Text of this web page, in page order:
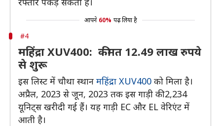
आपने 60% पढ़ लिया है
#4
महिंद्रा XUV400: कीमत 12.49 लाख रुपये
से शुरू
इस लिस्ट में चौथा स्थान महिंद्रा XUV400 को मिला है।
अप्रैल, 2023 से जून, 2023 तक इस गाड़ी की 2,234
यूनिट्स खरीदी गई हैं। यह गाड़ी EC और EL वेरिएंट में
आती है।